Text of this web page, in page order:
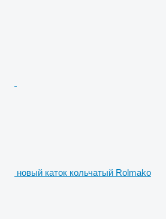
новый каток кольчатый Rolmako